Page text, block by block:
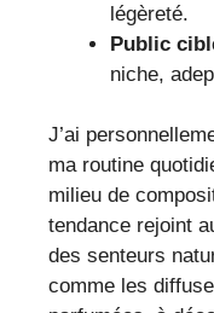
légèreté.
Public
niche,
J’ai
ma routine
milieu de
tendance rejoint
des senteurs
comme les